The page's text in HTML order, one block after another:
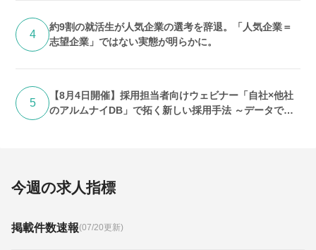
4
約9割の就活生が人気企業の選考を辞退。「人気企業＝
志望企業」ではない実態が明らかに。
5
【8月4日開催】採用担当者向けウェビナー「自社×他社
のアルムナイDB」で拓く新しい採用手法 ～データで紐
今週の求人指標
掲載件数速報(07/20更新)